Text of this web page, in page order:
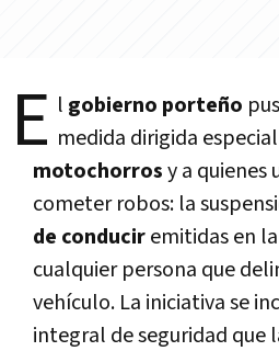
E l gobierno porteño
medida dirigida
motochorrosy a quienes
cometer robos: la
de conduciremitidas en la
cualquier persona que
vehículo. La iniciativa se
integral de seguridad que